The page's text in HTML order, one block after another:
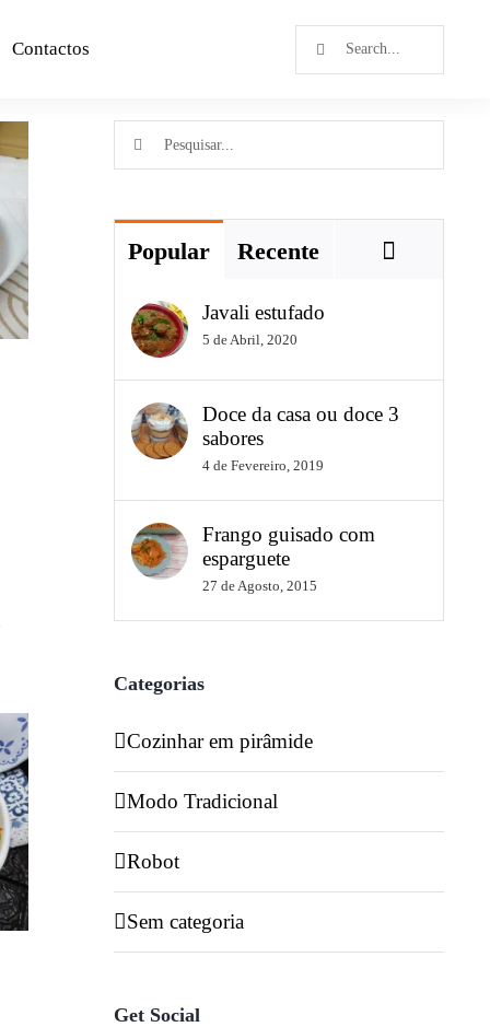
Contactos
Popular Recente
Javali estufado
5 de Abril, 2020
Doce da casa ou doce 3
sabores
4 de Fevereiro, 2019
Frango guisado com
esparguete
27 de Agosto, 2015
Categorias
Cozinhar em pirâmide
Modo Tradicional
Robot
Sem categoria
Get Social